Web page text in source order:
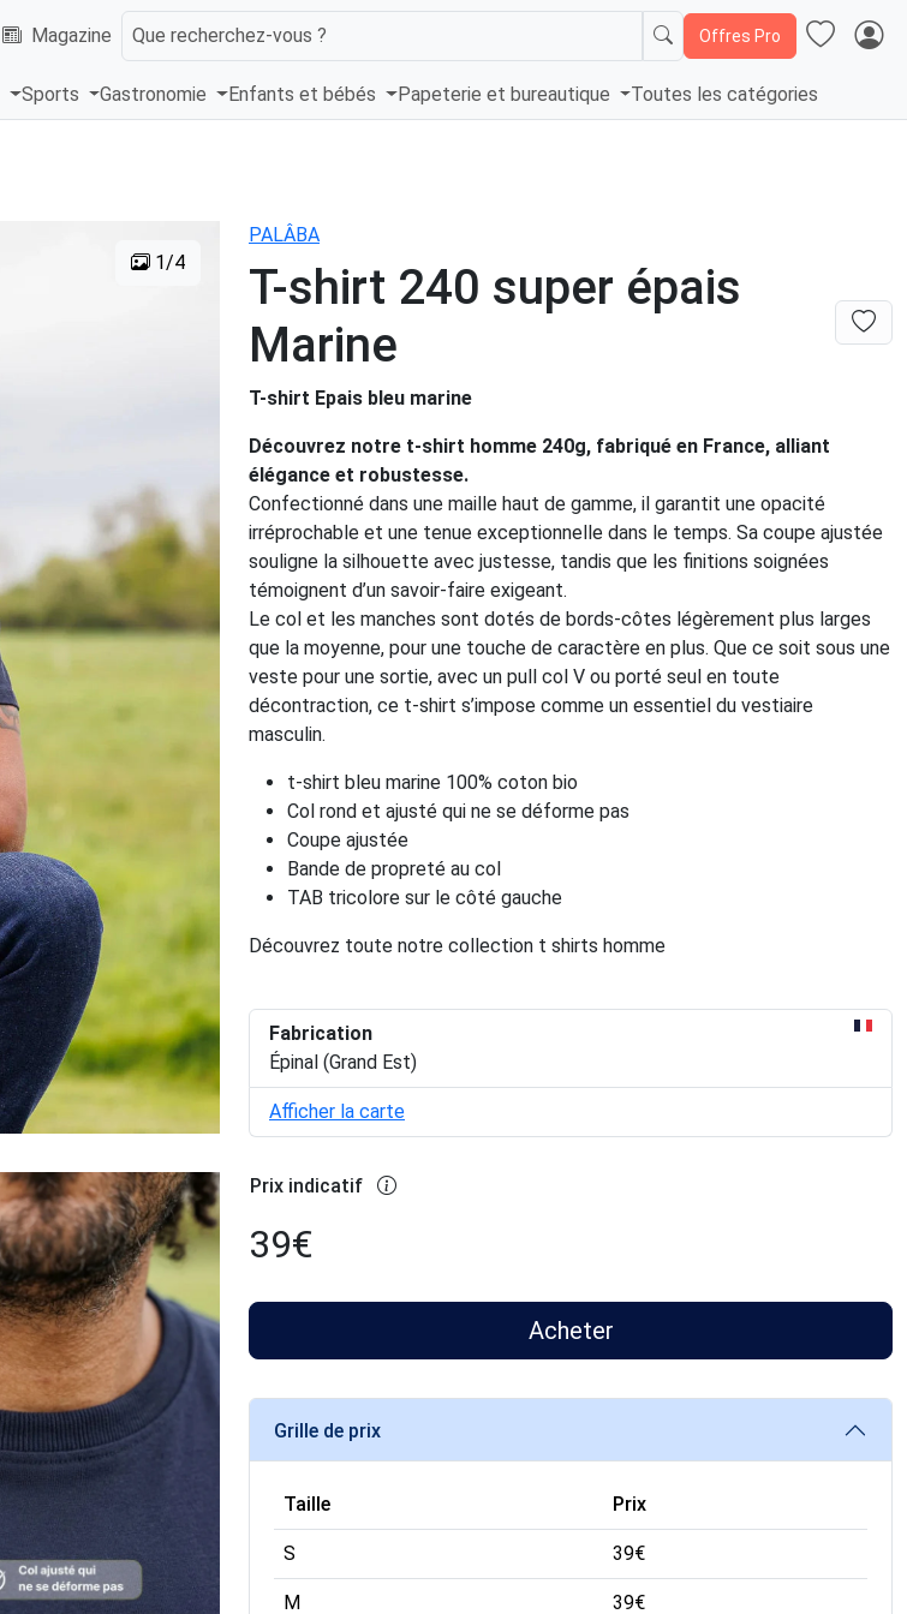
Magazine Que recherchez-vous ? Offres Pro
Sports Gastronomie Enfants et bébés Papeterie et bureautique Toutes les catégories
1/4
PALÂBA
T-shirt 240 super épais
Marine
T-shirt Epais bleu marine
Découvrez notre t-shirt homme 240g, fabriqué en France, alliant
élégance et robustesse.
Confectionné dans une maille haut de gamme, il garantit une opacité
irréprochable et une tenue exceptionnelle dans le temps. Sa coupe ajustée
souligne la silhouette avec justesse, tandis que les finitions soignées
témoignent d’un savoir-faire exigeant.
Le col et les manches sont dotés de bords-côtes légèrement plus larges
que la moyenne, pour une touche de caractère en plus. Que ce soit sous une
veste pour une sortie, avec un pull col V ou porté seul en toute
décontraction, ce t-shirt s’impose comme un essentiel du vestiaire
masculin.
t-shirt bleu marine 100% coton bio
Col rond et ajusté qui ne se déforme pas
Coupe ajustée
Bande de propreté au col
TAB tricolore sur le côté gauche
Découvrez toute notre collection t shirts homme
Fabrication
Épinal (Grand Est)
Afficher la carte
Prix indicatif
39€
Acheter
Grille de prix
Taille Prix
S 39€
M 39€